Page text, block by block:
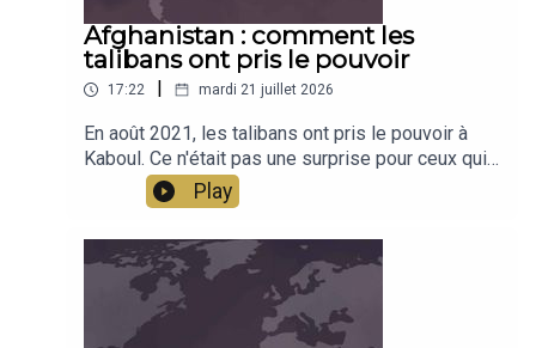
Afghanistan : comment les
talibans ont pris le pouvoir
17:22 mardi 21 juillet 2026
En août 2021, les talibans ont pris le pouvoir à
Kaboul. Ce n'était pas une surprise pour ceux qui
connaissent le pays et qui avaient étudié son
évolution. En deux cartes, Jean-Baptiste Noé
revient sur ce basculement et montre comment la
cartographie décisionnelle permet d'étoffer
l'analyse géopolitique.
Play